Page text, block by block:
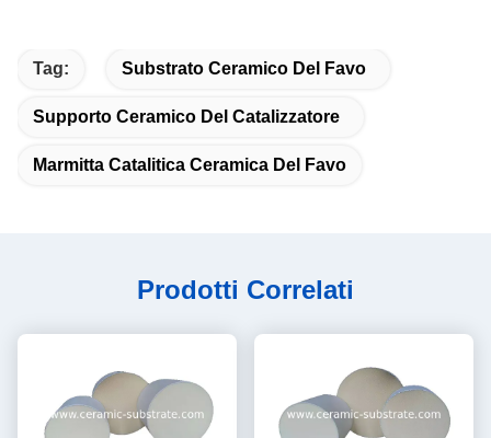
Tag: Substrato Ceramico Del Favo
Supporto Ceramico Del Catalizzatore
Marmitta Catalitica Ceramica Del Favo
Prodotti Correlati